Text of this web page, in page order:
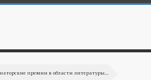
премии в области литературы...